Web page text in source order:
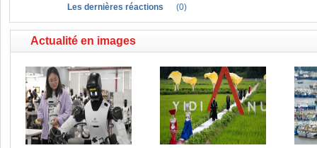
Les dernières réactions (0)